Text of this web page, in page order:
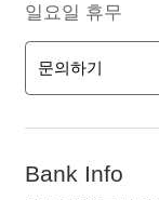
일요일 휴무
문의하기
Bank Info